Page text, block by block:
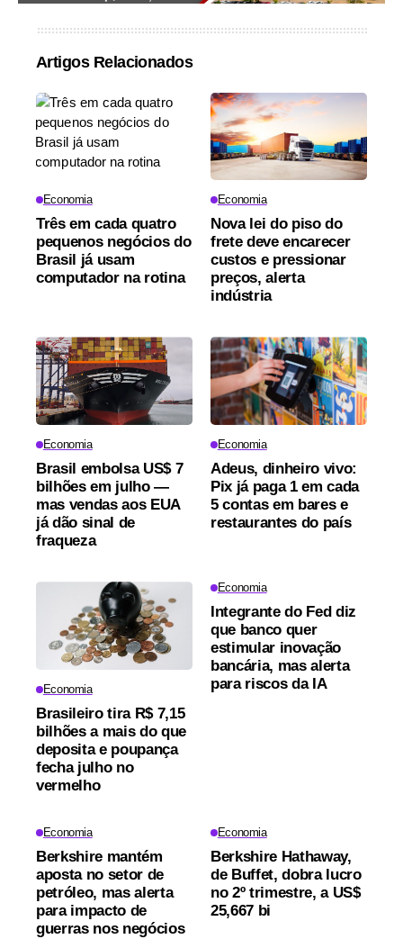
Artigos Relacionados
Economia
Três em cada quatro
pequenos negócios do
Brasil já usam
computador na rotina
Economia
Nova lei do piso do
frete deve encarecer
custos e pressionar
preços, alerta
indústria
Economia
Brasil embolsa US$ 7
bilhões em julho —
mas vendas aos EUA
já dão sinal de
fraqueza
Economia
Adeus, dinheiro vivo:
Pix já paga 1 em cada
5 contas em bares e
restaurantes do país
Economia
Brasileiro tira R$ 7,15
bilhões a mais do que
deposita e poupança
fecha julho no
vermelho
Economia
Integrante do Fed diz
que banco quer
estimular inovação
bancária, mas alerta
para riscos da IA
Economia
Berkshire mantém
aposta no setor de
petróleo, mas alerta
para impacto de
guerras nos negócios
Economia
Berkshire Hathaway,
de Buffet, dobra lucro
no 2º trimestre, a US$
25,667 bi